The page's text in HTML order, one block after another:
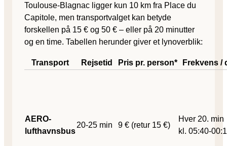
Toulouse-Blagnac ligger kun 10 km fra Place du
Capitole, men transportvalget kan betyde
forskellen på 15 € og 50 € – eller på 20 minutter
og en time. Tabellen herunder giver et lynoverblik:
Transport Rejsetid Pris pr. person* Frekvens /
AERO-
lufthavnsbus
20-25 min 9 € (retur 15 €)
Hver 20. min
kl. 05:40-